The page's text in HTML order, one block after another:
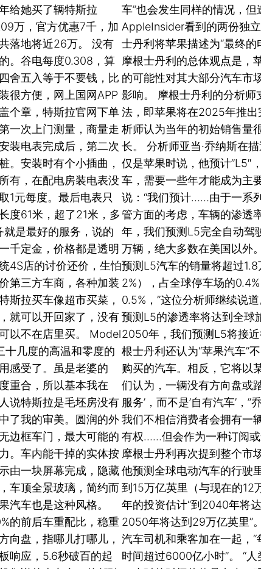
给她买了辆特斯拉
万，官方优惠7千，加
落地将近26万。 没有
。谷电每度0.308，算
舍五入等于不要钱，比
很方便，网上国网APP
个章，特斯拉官网下单
一次上门测量，商量走
装电表完成后，第二次
。安装时有个小插曲，
有，在配电房装电表没
1元每度。最后电表只
度61米，超了21米，多
是最好的服务，说的
千定金，价格都是透明
4S店的讨价还价，生怕
第三方车商，各种加装
斯拉买车像超市买菜，
就可以开回家了，没有
以不在店里买。 Model
十几度的高温和零度的
感受了。虽是老婆的
重合，所以基本我在
说特斯拉是毛坯房没有
了我的审美。圆润的外
边框车门，最大可能的
。车内能干掉的实体按
由一块屏幕完成，隐藏
车顶全景玻璃，简约而
汽车也是这种风格。
的前后车重配比，稳重
向盘，指哪儿打哪儿，
响应，5.6秒破百的起
车”也会发生同样的情况，
AppleInsider看到的两份独
士丹利将苹果描述为“最终的
摩根士丹利的总体观点是，
的可能性对其大部分汽车市
影响。 摩根士丹利的分析师
法，即苹果将在2025年推
析师认为当年的初始销售量
长。 分析师亚当·乔纳斯在
仅是苹果时说，他预计”L5″
车，需要一些年才能成为主
说：“我们预计……由于一系
管方面的考虑，车辆的渗透
年，我们预测L5完全自动驾
万辆，绝大多数在美国以外
预测L5汽车的销量将超过
2%），占全球停车场的
0.5%，”这位分析师继续说
预测L5的渗透率将达到全球
2050年，我们预测L5将接
根士丹利还认为“苹果汽车”
购买的汽车。相反，它将以
们认为，一辆没有方向盘或
服务’，而不是’自有汽车’，”
我们不相信消费者会拥有一
有权……但会作为一种订阅或
摩根士丹利再次提到整个市
他预测全球电动汽车的行驶
到15万亿英里（与现在的12
年的投资估计“到2040年将
2050年将达到29万亿英里”
汽车司机和乘客加在一起，
时间超过6000亿小时”。 “